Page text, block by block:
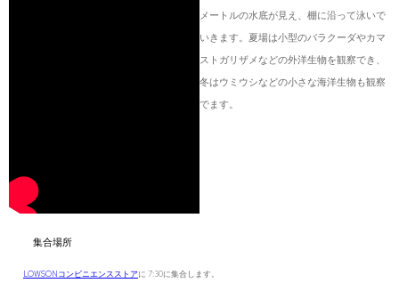
メートルの水底が見え、棚に沿って泳いで
いきます。夏場は小型のバラクーダやカマ
ストガリザメなどの外洋生物を観察でき、
冬はウミウシなどの小さな海洋生物も観察
でます。
集合場所
LOWSONコンビニエンスストアに 7:30に集合します。